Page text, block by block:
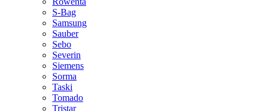
S-Bag
Samsung
Sauber
Sebo
Severin
Siemens
Sorma
Taski
Tomado
Tristar